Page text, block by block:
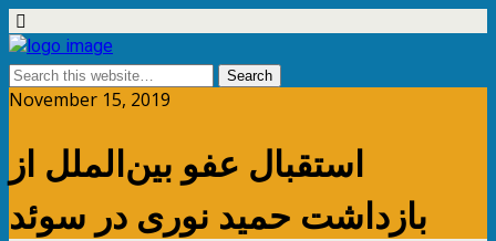
November 15, 2019
استقبال عفو بین‌الملل از
بازداشت حمید نوری در سوئد